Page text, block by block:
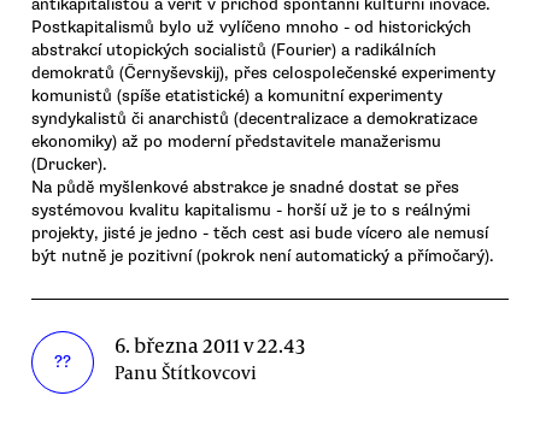
antikapitalistou a věřit v příchod spontánní kulturní inovace.
Postkapitalismů bylo už vylíčeno mnoho - od historických
abstrakcí utopických socialistů (Fourier) a radikálních
demokratů (Černyševskij), přes celospolečenské experimenty
komunistů (spíše etatistické) a komunitní experimenty
syndykalistů či anarchistů (decentralizace a demokratizace
ekonomiky) až po moderní představitele manažerismu
(Drucker).
Na půdě myšlenkové abstrakce je snadné dostat se přes
systémovou kvalitu kapitalismu - horší už je to s reálnými
projekty, jisté je jedno - těch cest asi bude vícero ale nemusí
být nutně je pozitivní (pokrok není automatický a přímočarý).
??
6. března 2011 v 22.43
Panu Štítkovcovi